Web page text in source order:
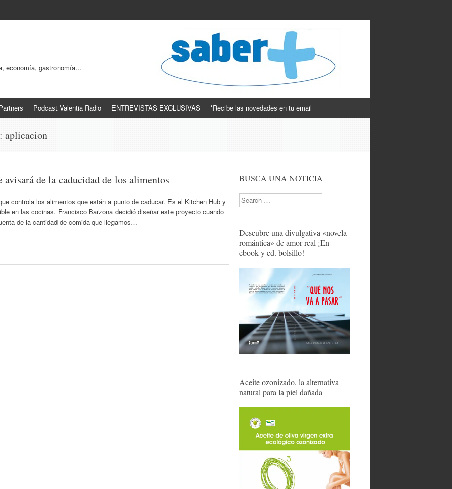
economía, gastronomía…
Podcast Valentia Radio ENTREVISTAS EXCLUSIVAS *Recibe las novedades en tu email
aplicacion
de la caducidad de los alimentos
controla los alimentos que están a punto de caducar. Es el Kitchen Hub y
en las cocinas. Francisco Barzona decidió diseñar este proyecto cuando
de la cantidad de comida que llegamos…
BUSCA UNA NOTICIA
Search
Descubre una divulgativa «novela
romántica» de amor real ¡En
ebook y ed. bolsillo!
Aceite ozonizado, la alternativa
natural para la piel dañada